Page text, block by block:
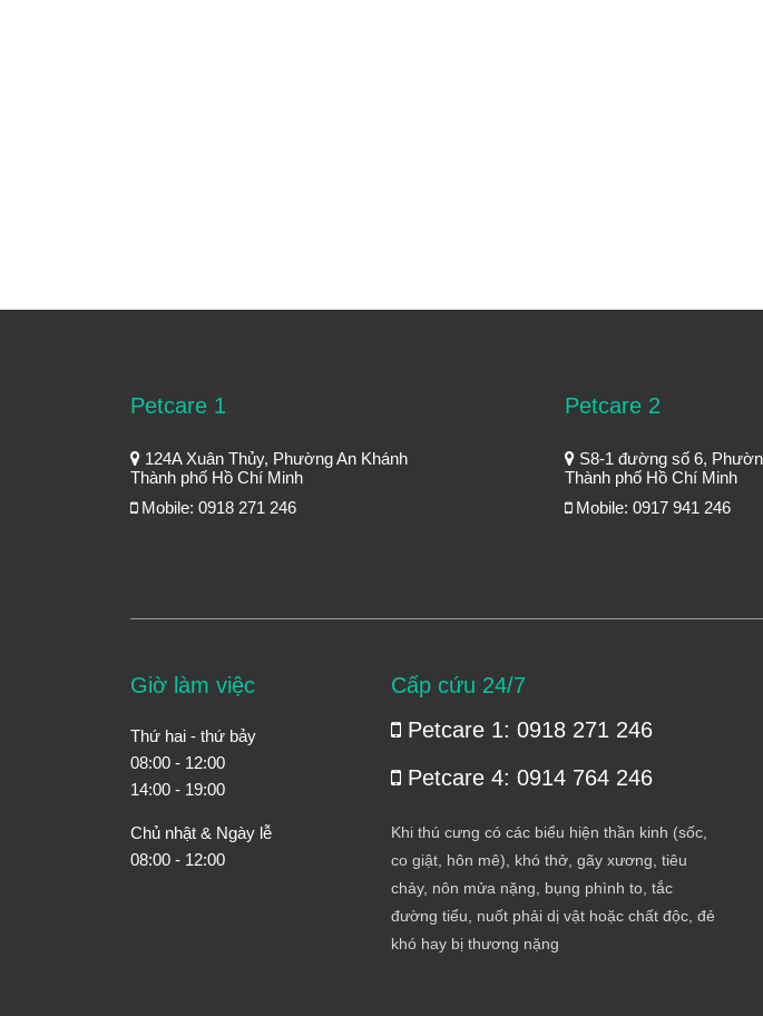
Petcare 1
124A Xuân Thủy, Phường An Khánh
Thành phố Hồ Chí Minh
Mobile: 0918 271 246
Petcare 2
S8-1 đường số 6,
Thành phố Hồ Chí Minh
Mobile: 0917 941 246
Giờ làm việc
Thứ hai - thứ bảy
08:00 - 12:00
14:00 - 19:00
Chủ nhật & Ngày lễ
08:00 - 12:00
Cấp cứu 24/7
Petcare 1: 0918 271 246
Petcare 4: 0914 764 246
Khi thú cưng có các biểu hiện thần kinh (sốc,
co giật, hôn mê), khó thở, gãy xương, tiêu
chảy, nôn mửa nặng, bụng phình to, tắc
đường tiểu, nuốt phải dị vật hoặc chất độc, đẻ
khó hay bị thương nặng